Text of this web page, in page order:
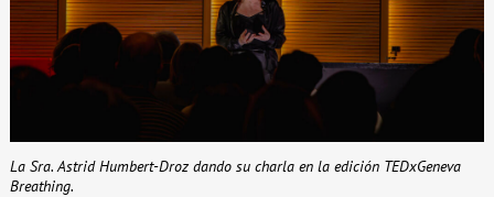
La Sra. Astrid Humbert-Droz dando su charla en la edición TEDxGeneva
Breathing.